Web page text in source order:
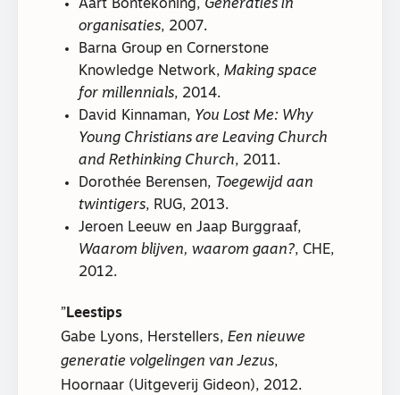
Aart Bontekoning, Generaties in
organisaties, 2007.
Barna Group en Cornerstone
Knowledge Network, Making space
for millennials, 2014.
David Kinnaman, You Lost Me: Why
Young Christians are Leaving Church
and Rethinking Church, 2011.
Dorothée Berensen, Toegewijd aan
twintigers, RUG, 2013.
Jeroen Leeuw en Jaap Burggraaf,
Waarom blijven, waarom gaan?, CHE,
2012.
Leestips
Gabe Lyons, Herstellers, Een nieuwe
generatie volgelingen van Jezus,
Hoornaar (Uitgeverij Gideon), 2012.